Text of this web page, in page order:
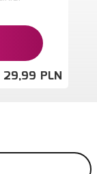
29,99 PLN